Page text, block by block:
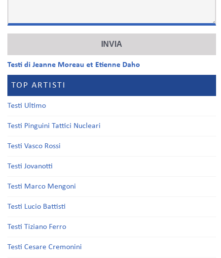
Testi di Jeanne Moreau et Etienne Daho
TOP ARTISTI
Testi Ultimo
Testi Pinguini Tattici Nucleari
Testi Vasco Rossi
Testi Jovanotti
Testi Marco Mengoni
Testi Lucio Battisti
Testi Tiziano Ferro
Testi Cesare Cremonini